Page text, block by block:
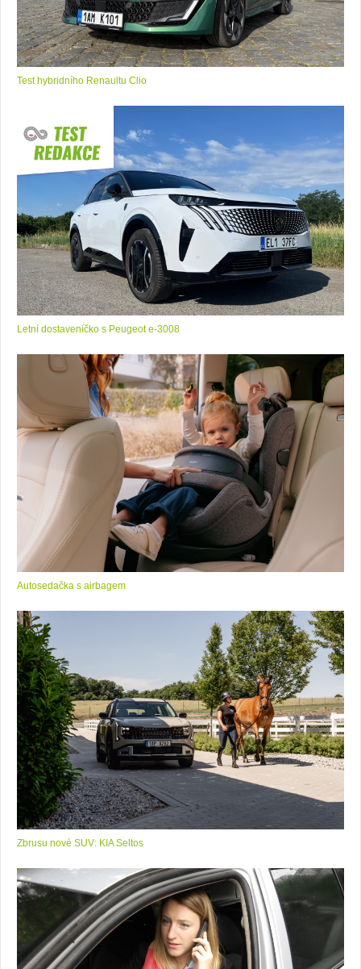
Test hybridního Renaultu Clio
Letní dostaveníčko s Peugeot e-3008
Autosedačka s airbagem
Zbrusu nové SUV: KIA Seltos